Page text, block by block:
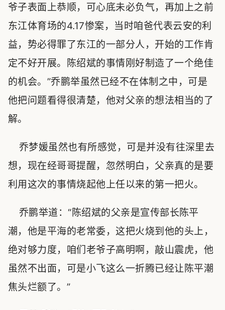
爷子表面上恭顺，可心底未必负气，再加上之前
东江体育场的4.17惨案，当时咱爸代表云安的利
益，势必得罪了东江的一部分人，开始的工作肯
定不好开展。陈绍斌的事情刚好制造了一个绝佳
的机会。”乔鹏举虽然已经不在体制之中，可是
他把问题看得很清楚，他对父亲的想法相当的了
解。
乔梦媛虽然也有所感觉，可是并没有往深里去
想，现在经哥哥提醒，忽然明白，父亲真的是要
利用这次的事情烧起他上任以来的第一把火。
乔鹏举道：“陈绍斌的父亲是宣传部长陈平
潮，他是平海的老常委，这把火烧到他的头上，
绝对够力度，咱们老爷子高明啊，敲山震虎，他
虽然不出面，可是小飞这么一折腾已经让陈平潮
焦头烂额了。”